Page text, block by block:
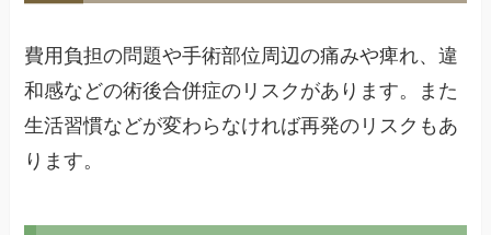
費用負担の問題や手術部位周辺の痛みや痺れ、違
和感などの術後合併症のリスクがあります。また
生活習慣などが変わらなければ再発のリスクもあ
ります。